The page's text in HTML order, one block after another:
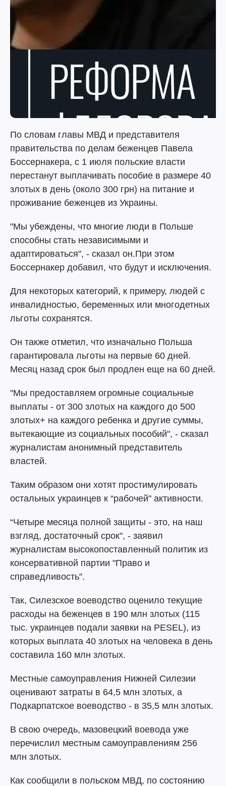
По словам главы МВД и представителя
правительства по делам беженцев Павела
Боссернакера, с 1 июля польские власти
перестанут выплачивать пособие в размере 40
злотых в день (около 300 грн) на питание и
проживание беженцев из Украины.
"Мы убеждены, что многие люди в Польше
способны стать независимыми и
адаптироваться", - сказал он.При этом
Боссернакер добавил, что будут и исключения.
Для некоторых категорий, к примеру, людей с
инвалидностью, беременных или многодетных
льготы сохранятся.
Он также отметил, что изначально Польша
гарантировала льготы на первые 60 дней.
Месяц назад срок был продлен еще на 60 дней.
"Мы предоставляем огромные социальные
выплаты - от 300 злотых на каждого до 500
злотых+ на каждого ребенка и другие суммы,
вытекающие из социальных пособий", - сказал
журналистам анонимный представитель
властей.
Таким образом они хотят простимулировать
остальных украинцев к “рабочей" активности.
“Четыре месяца полной защиты - это, на наш
взгляд, достаточный срок", - заявил
журналистам высокопоставленный политик из
консервативной партии "Право и
справедливость".
Так, Силезское воеводство оценило текущие
расходы на беженцев в 190 млн злотых (115
тыс. украинцев подали заявки на PESEL), из
которых выплата 40 злотых на человека в день
составила 160 млн злотых.
Местные самоуправления Нижней Силезии
оценивают затраты в 64,5 млн злотых, а
Подкарпатское воеводство - в 35,5 млн злотых.
В свою очередь, мазовецкий воевода уже
перечислил местным самоуправлениям 256
млн злотых.
Как сообщили в польском МВД, по состоянию